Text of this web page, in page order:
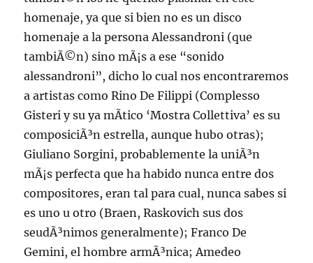
homenaje, ya que si bien no es un disco
homenaje a la persona Alessandroni (que
tambiÃ©n) sino mÃ¡s a ese “sonido
alessandroni”, dicho lo cual nos encontraremos
a artistas como Rino De Filippi (Complesso
Gisteri y su ya mÃ­tico ‘Mostra Collettiva’ es su
composiciÃ³n estrella, aunque hubo otras);
Giuliano Sorgini, probablemente la uniÃ³n
mÃ¡s perfecta que ha habido nunca entre dos
compositores, eran tal para cual, nunca sabes si
es uno u otro (Braen, Raskovich sus dos
seudÃ³nimos generalmente); Franco De
Gemini, el hombre armÃ³nica; Amedeo